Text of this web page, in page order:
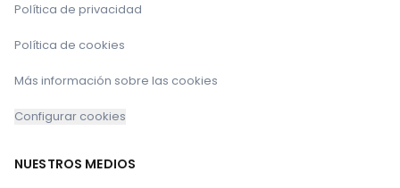
Política de privacidad
Política de cookies
Más información sobre las cookies
Configurar cookies
NUESTROS MEDIOS